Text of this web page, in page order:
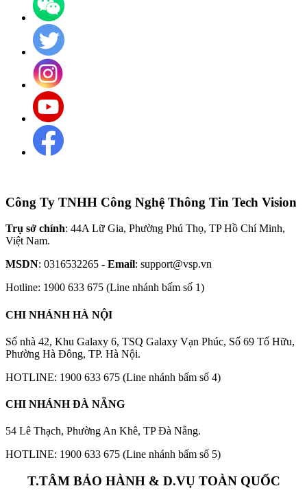
Công Ty TNHH Công Nghệ Thông Tin Tech Vision
Trụ sở chính: 44A Lữ Gia, Phường Phú Thọ, TP Hồ Chí Minh,
Việt Nam.
MSDN: 0316532265 - Email: support@vsp.vn
Hotline: 1900 633 675 (Line nhánh bấm số 1)
CHI NHÁNH HÀ NỘI
Số nhà 42, Khu Galaxy 6, TSQ Galaxy Vạn Phúc, Số 69 Tố Hữu,
Phường Hà Đông, TP. Hà Nội.
HOTLINE: 1900 633 675 (Line nhánh bấm số 4)
CHI NHÁNH ĐÀ NẴNG
54 Lê Thạch, Phường An Khê, TP Đà Nẵng.
HOTLINE: 1900 633 675 (Line nhánh bấm số 5)
T.TÂM BẢO HÀNH & D.VỤ TOÀN QUỐC